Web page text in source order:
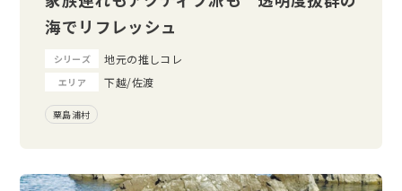
海でリフレッシュ
シリーズ 地元の推しコレ
エリア 下越/佐渡
粟島浦村